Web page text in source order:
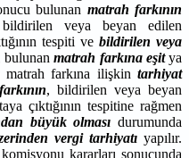
bulunan matrah farkının
veya beyan edilen
tespiti ve bildirilen veya
bulunanmatrah farkına eşitya
matrah farkına ilişkintarhiyat
, bildirilen veya beyan
çıktığının tespitine rağmen
büyük olması durumunda
vergi tarhiyatı yapılır.
kararları sonucunda